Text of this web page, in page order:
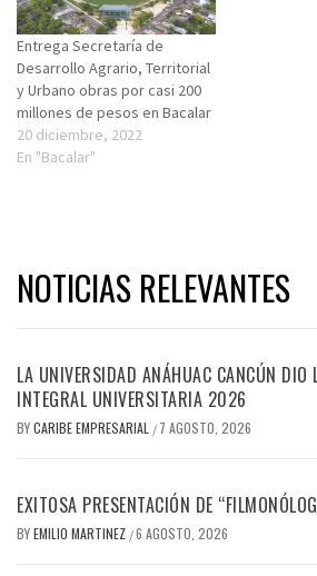
Entrega Secretaría de
Desarrollo Agrario, Territorial
y Urbano obras por casi 200
millones de pesos en Bacalar
20 diciembre, 2022
En "Bacalar"
NOTICIAS RELEVANTES
LA UNIVERSIDAD ANÁHUAC CANCÚN DIO
INTEGRAL UNIVERSITARIA 2026
BYCARIBE EMPRESARIAL / 7 AGOSTO, 2026
EXITOSA PRESENTACIÓN DE
BYEMILIO MARTINEZ /6 AGOSTO, 2026